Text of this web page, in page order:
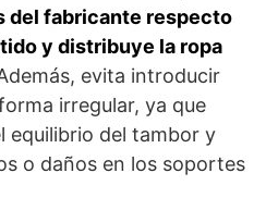
del fabricante respecto
y distribuye la ropa
evita introducir
irregular, ya que
equilibrio del tambor y
o daños en los soportes